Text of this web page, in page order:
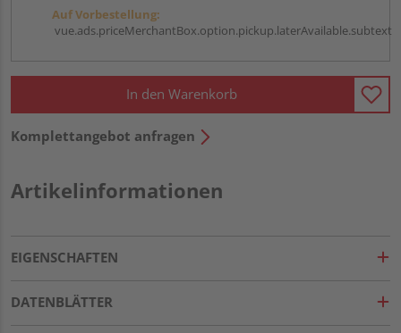
Auf Vorbestellung:
vue.ads.priceMerchantBox.option.pickup.laterAvailable.subtext
In den Warenkorb
Komplettangebot anfragen
Artikelinformationen
EIGENSCHAFTEN
DATENBLÄTTER